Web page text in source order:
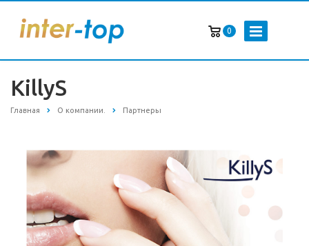
0
KillyS
Главная О компании. Партнеры